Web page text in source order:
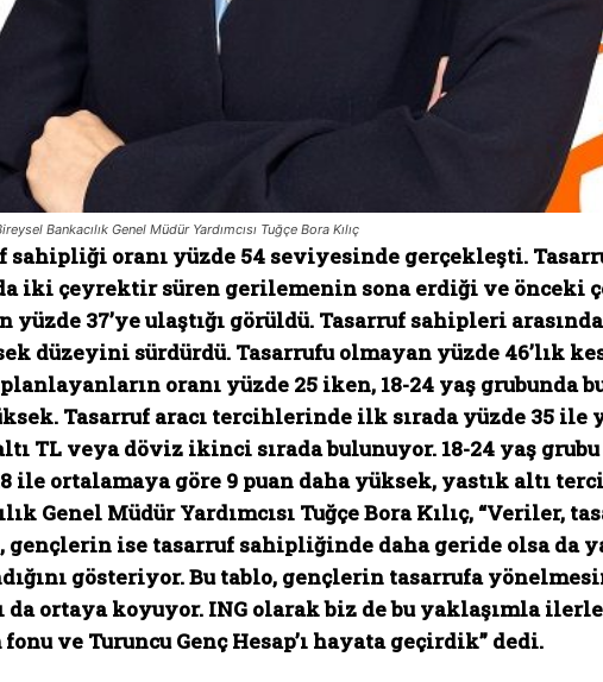
Bankacılık Genel Müdür Yardımcısı Tuğçe Bora Kılıç
sahipliği oranı yüzde 54 seviyesinde gerçekleşti.
iki çeyrektir süren gerilemenin sona erdiği ve önceki
yüzde 37’ye ulaştığı görüldü. Tasarruf sahipleri
düzeyini sürdürdü. Tasarrufu olmayan yüzde 46’lık
oranı yüzde 25 iken, 18-24 yaş grubunda
Tasarruf aracı tercihlerinde ilk sırada yüzde 35 ile
TL veya döviz ikinci sırada bulunuyor. 18-24 yaş
ile ortalamaya göre 9 puan daha yüksek, yastık altı
Genel Müdür Yardımcısı Tuğçe Bora Kılıç,
ise tasarruf sahipliğinde daha geride olsa da
gösteriyor. Bu tablo, gençlerin tasarrufa
da ortaya koyuyor. ING olarak biz de bu yaklaşımla
fonu ve Turuncu Genç Hesap’ı hayata geçirdik” dedi.